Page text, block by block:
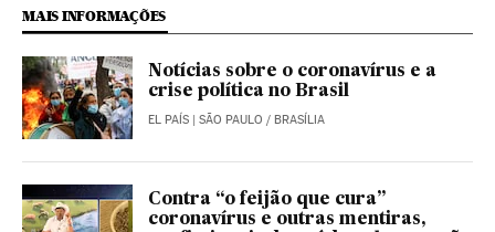
MAIS INFORMAÇÕES
Notícias sobre o coronavírus e a
crise política no Brasil
EL PAÍS | SÃO PAULO / BRASÍLIA
Contra “o feijão que cura”
coronavírus e outras mentiras,